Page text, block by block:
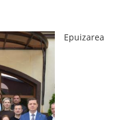
Epuizarea